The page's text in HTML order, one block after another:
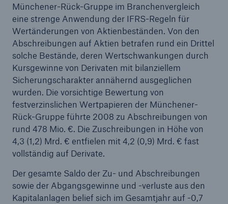
Münchener-Rück-Gruppe im Branchenvergleich
eine strenge Anwendung der IFRS-Regeln für
Wertänderungen von Aktienbeständen. Von den
Abschreibungen auf Aktien betrafen rund ein Drittel
solche Bestände, deren Wertschwankungen durch
Kursgewinne von Derivaten mit bilanziellem
Sicherungscharakter annähernd ausgeglichen
wurden. Die vorsichtige Bewertung von
festverzinslichen Wertpapieren der Münchener-
Rück-Gruppe führte 2008 zu Abschreibungen von
rund 478 Mio. €. Die Zuschreibungen in Höhe von
4,3 (1,2) Mrd. € entfielen mit 4,2 (0,9) Mrd. € fast
vollständig auf Derivate.
Der gesamte Saldo der Zu- und Abschreibungen
sowie der Abgangsgewinne und -verluste aus den
Kapitalanlagen belief sich im Gesamtjahr auf -0,7